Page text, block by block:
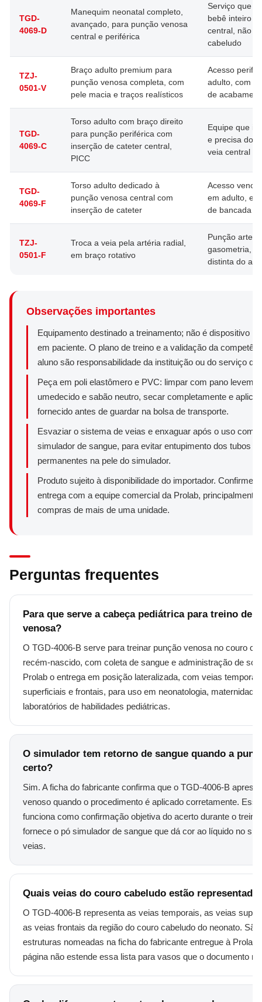
TGD-
4069-D
Manequim neonatal completo,
avançado, para punção venosa
central e periférica
Serviço que
bebê inteiro e
central, não
cabeludo
TZJ-
0501-V
Braço adulto premium para
punção venosa completa, com
pele macia e traços realísticos
Acesso
adulto, com
de
TGD-
4069-C
Torso adulto com braço direito
para punção periférica com
inserção de cateter central,
PICC
Equipe que
e precisa do
veia central
TGD-
4069-F
Torso adulto dedicado à
punção venosa central com
inserção de cateter
Acesso
em adulto,
de bancada
TZJ-
0501-F
Troca a veia pela artéria radial,
em braço rotativo
Punção
gasometria,
distinta do
Observações importantes
Equipamento destinado a treinamento; não é dispositivo
em paciente. O plano de treino e a validação da
aluno são responsabilidade da instituição ou do serviço de
Peça em poli elastômero e PVC: limpar com pano
umedecido e sabão neutro, secar completamente e
fornecido antes de guardar na bolsa de transporte.
Esvaziar o sistema de veias e enxaguar após o uso com
simulador de sangue, para evitar entupimento dos tubos e
permanentes na pele do simulador.
Produto sujeito à disponibilidade do importador. Confirme
entrega com a equipe comercial da Prolab, principalmente
compras de mais de uma unidade.
Perguntas frequentes
Para que serve a cabeça pediátrica para treino de
venosa?
O TGD-4006-B serve para treinar punção venosa no couro
recém-nascido, com coleta de sangue e administração de
Prolab o entrega em posição lateralizada, com veias
superficiais e frontais, para uso em neonatologia, maternidade
laboratórios de habilidades pediátricas.
O simulador tem retorno de sangue quando a
certo?
Sim. A ficha do fabricante confirma que o TGD-4006-B
venoso quando o procedimento é aplicado corretamente.
funciona como confirmação objetiva do acerto durante o
fornece o pó simulador de sangue que dá cor ao líquido no
veias.
Quais veias do couro cabeludo estão
O TGD-4006-B representa as veias temporais, as veias
as veias frontais da região do couro cabeludo do neonato. São
estruturas nomeadas na ficha do fabricante entregue à Prolab,
página não estende essa lista para vasos que o documento